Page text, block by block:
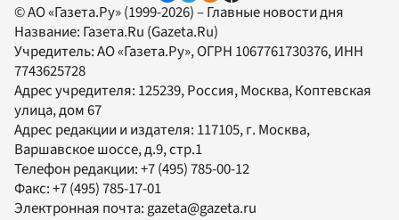
© АО «Газета.Ру» (1999-2026) – Главные новости дня
Название: Газета.Ru (Gazeta.Ru)
Учредитель:АО «Газета.Ру», ОГРН 1067761730376, ИНН
7743625728
Адрес учредителя: 125239, Россия, Москва, Коптевская
улица, дом 67
Адрес редакции и издателя: 117105, г. Москва,
Варшавское шоссе, д.9, стр.1
Телефон редакции:+7 (495) 785-00-12
Факс:+7 (495) 785-17-01
Электронная почта: gazeta@gazeta.ru